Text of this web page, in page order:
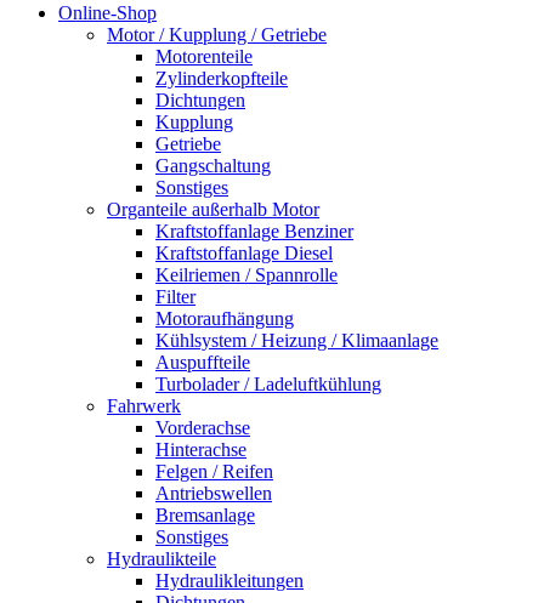
Online-Shop
Motor / Kupplung / Getriebe
Motorenteile
Zylinderkopfteile
Dichtungen
Kupplung
Getriebe
Gangschaltung
Sonstiges
Organteile außerhalb Motor
Kraftstoffanlage Benziner
Kraftstoffanlage Diesel
Keilriemen / Spannrolle
Filter
Motoraufhängung
Kühlsystem / Heizung / Klimaanlage
Auspuffteile
Turbolader / Ladeluftkühlung
Fahrwerk
Vorderachse
Hinterachse
Felgen / Reifen
Antriebswellen
Bremsanlage
Sonstiges
Hydraulikteile
Hydraulikleitungen